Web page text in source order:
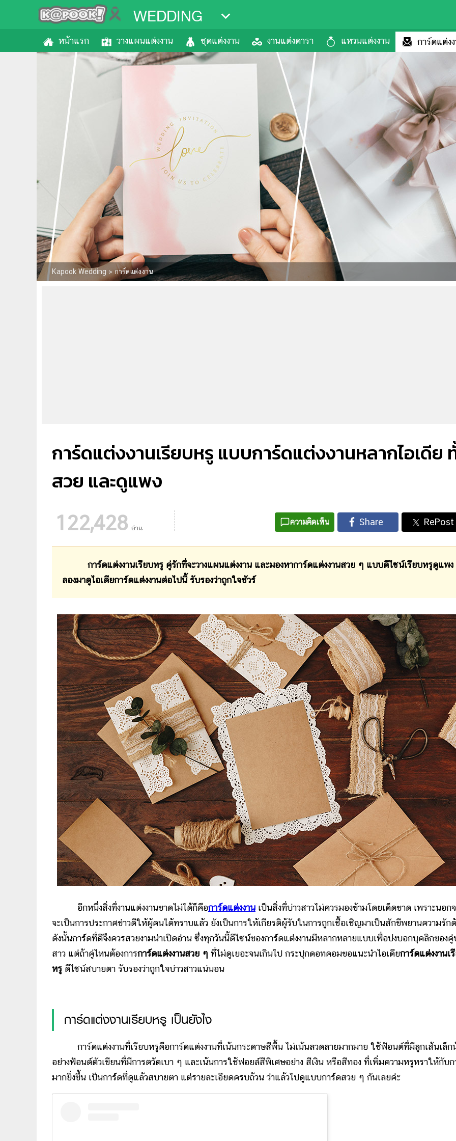
WEDDING
หน้าแรก วางแผนแต่งงาน ชุดแต่งงาน งานแต่งดารา แหวนแต่งงาน การ์ดแต่ง
Kapook Wedding >การ์ดแต่งงาน
การ์ดแต่งงานเรียบหรู แบบการ์ดแต่งงานหลากไอเดีย
สวย และดูแพง
122,428 อ่าน
ความคิดเห็น
การ์ดแต่งงานเรียบหรู คู่รักที่จะวางแผนแต่งงาน และมองหาการ์ดแต่งงานสวย ๆ แบบดีไซน์เรียบหรูดูแพง
ลองมาดูไอเดียการ์ดแต่งงานต่อไปนี้ รับรองว่าถูกใจชัวร์
อีกหนึ่งสิ่งที่งานแต่งงานขาดไม่ได้ก็คือการ์ดแต่งงาน เป็นสิ่งที่บ่าวสาวไม่ควรมองข้ามโดยเด็ดขาด เพราะนอก
จะเป็นการประกาศข่าวดีให้ผู้คนได้ทราบแล้ว ยังเป็นการให้เกียรติผู้รับในการถูกเชื้อเชิญมาเป็นสักขีพยานความรัก
ดังนั้นการ์ดที่ดีจึงควรสวยงามน่าเปิดอ่าน ซึ่งทุกวันนี้ดีไซน์ของการ์ดแต่งงานมีหลากหลายแบบเพื่อบ่งบอกบุคลิกของคู่
สาว แต่ถ้าคู่ไหนต้องการการ์ดแต่งงานสวย ๆ ที่ไม่ดูเยอะจนเกินไป กระปุกดอทคอมขอแนะนำไอเดียการ์ดแต่งงานเ
หรู ดีไซน์สบายตา รับรองว่าถูกใจบ่าวสาวแน่นอน
การ์ดแต่งงานเรียบหรู เป็นยังไง
การ์ดแต่งงานที่เรียบหรูคือการ์ดแต่งงานที่เน้นกระดาษสีพื้น ไม่เน้นลวดลายมากมาย ใช้ฟ้อนต์ที่มีลูกเส้นเล็ก
อย่างฟ้อนต์ตัวเขียนที่มีการตวัดเบา ๆ และเน้นการใช้ฟอยล์สีพิเศษอย่าง สีเงิน หรือสีทอง ที่เพิ่มความหรูหราให้กับก
มากยิ่งขึ้น เป็นการ์ดที่ดูแล้วสบายตา แต่รายละเอียดครบถ้วน ว่าแล้วไปดูแบบการ์ดสวย ๆ กันเลยค่ะ